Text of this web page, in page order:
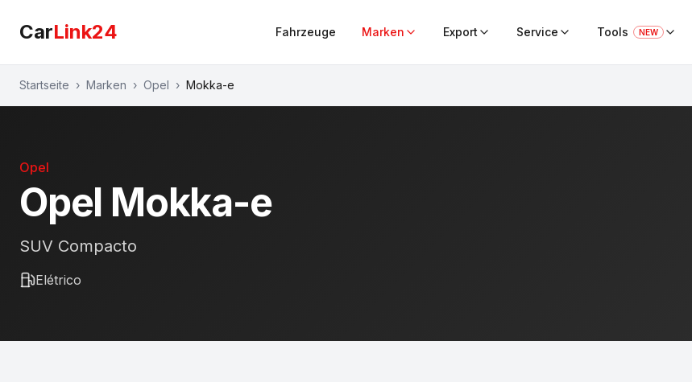
CarLink24 Fahrzeuge Marken Export Service Tools NEW
Startseite › Marken › Opel › Mokka-e
Opel
Opel Mokka-e
SUV Compacto
Elétrico